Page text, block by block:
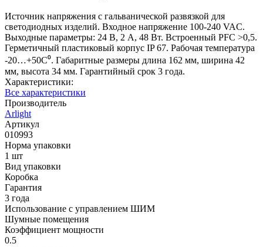
Источник напряжения с гальванической развязкой для
светодиодных изделий. Входное напряжение 100-240 VAC.
Выходные параметры: 24 В, 2 А, 48 Вт. Встроенный PFC >0,5.
Герметичный пластиковый корпус IP 67. Рабочая температура
-20…+50C⁰. Габаритные размеры длина 162 мм, ширина 42
мм, высота 34 мм. Гарантийный срок 3 года.
Характеристики:
Все характеристики
Производитель
Arlight
Артикул
010993
Норма упаковки
1 шт
Вид упаковки
Коробка
Гарантия
3 года
Использование с управлением ШИМ
Шумные помещения
Коэффициент мощности
0.5